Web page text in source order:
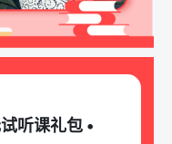
听课礼包 •